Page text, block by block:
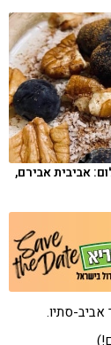
צילום: אביבית אבירם,
סתיו.